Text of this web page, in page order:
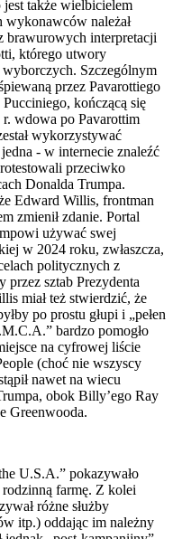
także wielbicielem
należał
brawurowych interpretacji
którego utwory
Szczególnym
przez Pavarottiego
kończącą się
wdowa po Pavarottim
wykorzystywać
- w internecie znaleźć
przeciwko
Donalda Trumpa.
Edward Willis, frontman
zmienił zdanie. Portal
używać swej
w 2024 roku, zwłaszcza,
politycznych z
przez sztab Prezydenta
miał też stwierdzić, że
po prostu głupi i „pełen
bardzo pomogło
na cyfrowej liście
(choć nie wszyscy
nawet na wiecu
obok Billy’ego Ray
Greenwooda.
U.S.A.” pokazywało
farmę. Z kolei
różne służby
itp.) oddając im należny